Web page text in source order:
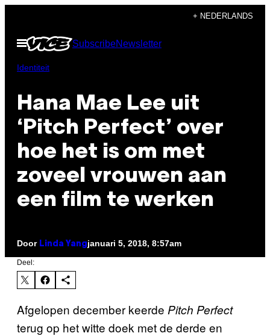
de
inhoud
+ NEDERLANDS
Open
menu
SubscribeNewsletter
Identiteit
Hana Mae Lee uit
‘Pitch Perfect’ over
hoe het is om met
zoveel vrouwen aan
een film te werken
Door Linda Yangjanuari 5, 2018, 8:57am
Deel:
Afgelopen december keerde Pitch Perfect
terug op het witte doek met de derde en